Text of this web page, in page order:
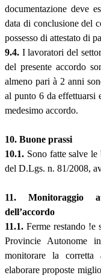
documentazione deve
data di conclusione del
possesso di attestato di
9.4. I lavoratori del
del presente accordo
almeno pari à 2 anni
al punto 6 da effettuarsi
medesimo accordo.
10. Buone prassi
10.1. Sono fatte salve
del D.Lgs. n. 81/2008,
11. Monitoraggio
dell’accordo
11.1. Ferme restando !e
Provincie Autonome
monitorare la corretta
elaborare proposte